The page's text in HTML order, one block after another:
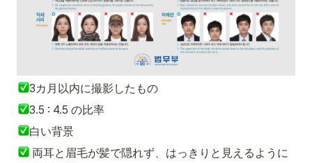
3カ月以内に撮影したもの
3.5 : 4.5 の比率
白い背景
両耳と眉毛が髪で隠れず、はっきりと見えるように